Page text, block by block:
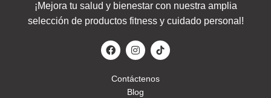
¡Mejora tu salud y bienestar con nuestra amplia
selección de productos fitness y cuidado personal!
Contáctenos
Blog